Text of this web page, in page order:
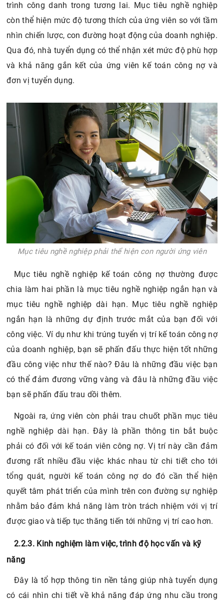
trình công danh trong tương lai. Mục tiêu nghề nghiệp
còn thể hiện mức độ tương thích của ứng viên so với tầm
nhìn chiến lược, con đường hoạt động của doanh nghiệp.
Qua đó, nhà tuyển dụng có thể nhận xét mức độ phù hợp
và khả năng gắn kết của ứng viên kế toán công nợ và
đơn vị tuyển dụng.
Mục tiêu nghề nghiệp phải thể hiện con người ứng viên
Mục tiêu nghề nghiệp kế toán công nợ thường được
chia làm hai phần là mục tiêu nghề nghiệp ngắn hạn và
mục tiêu nghề nghiệp dài hạn. Mục tiêu nghề nghiệp
ngắn hạn là những dự định trước mắt của bạn đối với
công việc. Ví dụ như khi trúng tuyển vị trí kế toán công nợ
của doanh nghiệp, bạn sẽ phấn đấu thực hiện tốt những
đầu công việc như thế nào? Đâu là những đầu việc bạn
có thể đảm đương vững vàng và đâu là những đầu việc
bạn sẽ phấn đấu trau dồi thêm.
Ngoài ra, ứng viên còn phải trau chuốt phần mục tiêu
nghề nghiệp dài hạn. Đây là phần thông tin bắt buộc
phải có đối với kế toán viên công nợ. Vị trí này cần đảm
đương rất nhiều đầu việc khác nhau từ chi tiết cho tới
tổng quát, người kế toán công nợ do đó cần thể hiện
quyết tâm phát triển của mình trên con đường sự nghiệp
nhằm bảo đảm khả năng làm tròn trách nhiệm với vị trí
được giao và tiếp tục thăng tiến tới những vị trí cao hơn.
2.2.3. Kinh nghiệm làm việc, trình độ học vấn và kỹ
năng
Đây là tổ hợp thông tin nền tảng giúp nhà tuyển dụng
có cái nhìn chi tiết về khả năng đáp ứng nhu cầu trong